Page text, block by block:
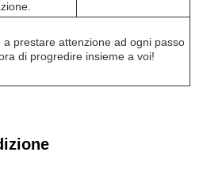
prestare attenzione ad ogni passo
di progredire insieme a voi!